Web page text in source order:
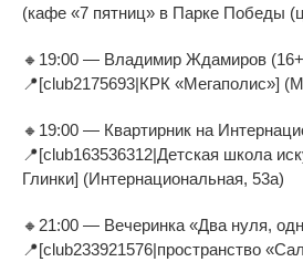
(кафе «7 пятниц» в Парке Победы
🔸19:00 — Владимир Ждамиров
📍[club2175693|КРК «Мегаполис»]
🔸19:00 — Квартирник на
📍[club163536312|Детская школа
Глинки] (Интернациональная, 53а)
🔸21:00 — Вечеринка «Два нуля,
📍[club233921576|пространство